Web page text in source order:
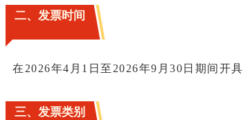
二、发票时间
在2026年4月1日至2026年9月30日期间开具
三、发票类别